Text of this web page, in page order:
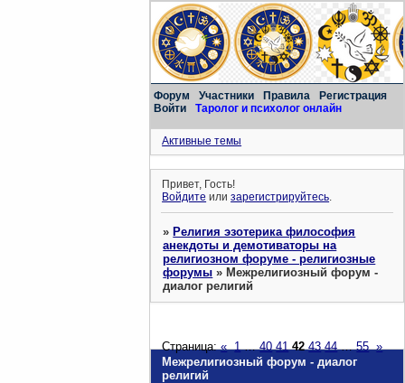
Форум Участники Правила
Регистрация
Войти
Таролог и психолог онлайн
Активные темы
Привет, Гость!
Войдите илизарегистрируйтесь.
»Религия эзотерика философия
анекдоты и демотиваторы на
религиозном форуме - религиозные
форумы »Межрелигиозный форум -
диалог религий
Межрелигиозный форум - диалог
религий
Страница:« 1 … 40 41 42 43 44 … 55 »